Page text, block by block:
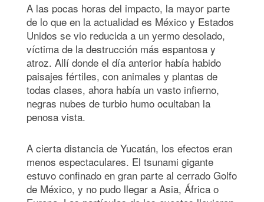
A las pocas horas del impacto, la mayor parte
de lo que en la actualidad es México y Estados
Unidos se vio reducida a un yermo desolado,
víctima de la destrucción más espantosa y
atroz. Allí donde el día anterior había habido
paisajes fértiles, con animales y plantas de
todas clases, ahora había un vasto infierno,
negras nubes de turbio humo ocultaban la
penosa vista.
A cierta distancia de Yucatán, los efectos eran
menos espectaculares. El tsunami gigante
estuvo confinado en gran parte al cerrado Golfo
de México, y no pudo llegar a Asia, África o